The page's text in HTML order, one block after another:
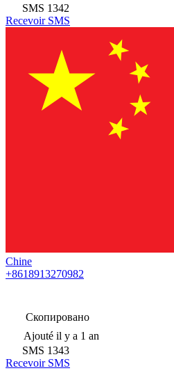
SMS 1342
Recevoir SMS
Chine
+8618913270982
Скопировано
Ajouté il y a 1 an
SMS 1343
Recevoir SMS